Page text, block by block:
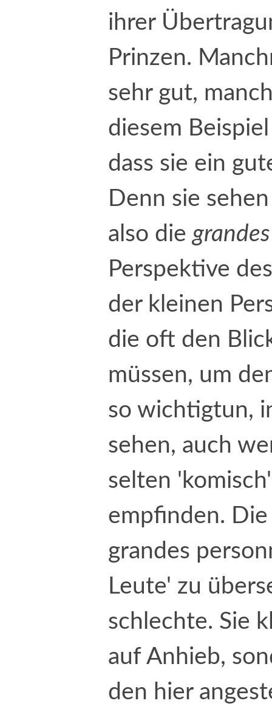
ihrer
Prinzen.
sehr gut,
diesem
dass sie ein
Denn sie
also die
Perspektive
der kleinen
die oft den
müssen, um
so wichtigtun,
sehen, auch
selten
empfinden.
grandes
Leute' zu
schlechte. Sie
auf Anhieb,
den hier